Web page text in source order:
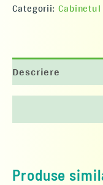
Categorii:
Descriere
Produse